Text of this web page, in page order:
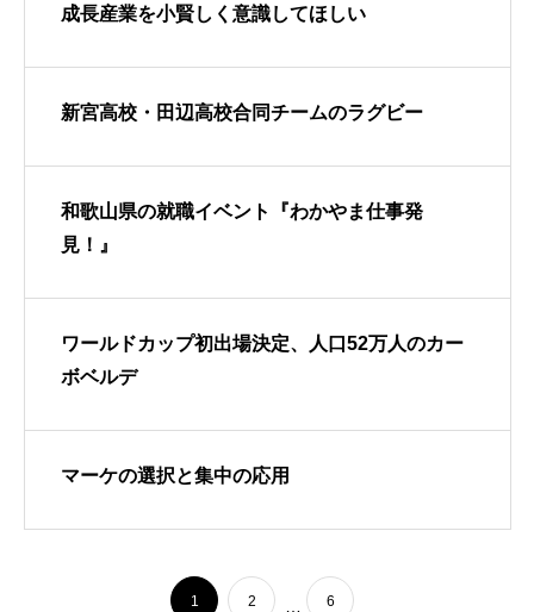
成長産業を小賢しく意識してほしい
新宮高校・田辺高校合同チームのラグビー
和歌山県の就職イベント『わかやま仕事発
見！』
ワールドカップ初出場決定、人口52万人のカー
ボベルデ
マーケの選択と集中の応用
1 2 6